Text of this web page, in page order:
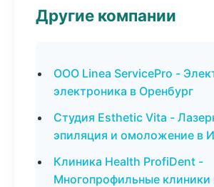
Другие компании
ООО Linea ServicePro -
электроника в Оренбург
Студия Esthetic Vita -
эпиляция и омоложение в
Клиника Health ProfiDent -
Многопрофильные клиники